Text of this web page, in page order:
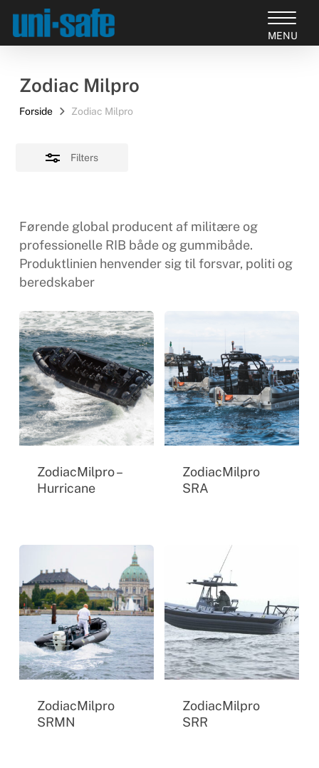
main
Zodiac Milpro
Forside Zodiac Milpro
Filters
Close
Filters
Førende global producent af militære og
professionelle RIB både og gummibåde.
Produktlinien henvender sig til forsvar, politi og
beredskaber
ZodiacMilpro –
Hurricane
ZodiacMilpro
SRA
ZodiacMilpro
SRMN
ZodiacMilpro
SRR
Close